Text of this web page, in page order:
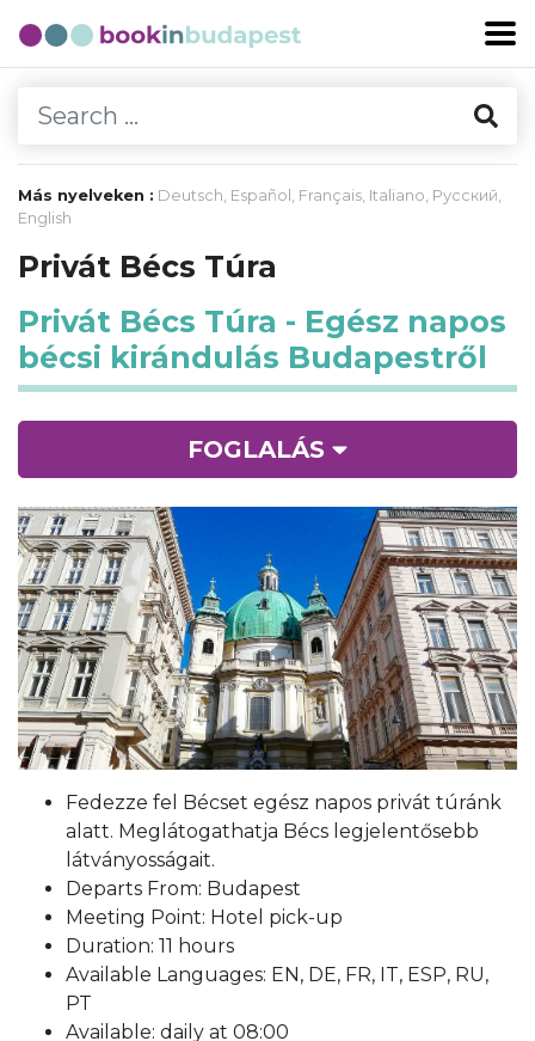
Más nyelveken : Deutsch, Español , Français, Italiano, Русский,
English
Privát Bécs Túra
Privát Bécs Túra - Egész napos
bécsi kirándulás Budapestről
Fedezze fel Bécset egész napos privát túránk
alatt. Meglátogathatja Bécs legjelentősebb
látványosságait.
Departs From: Budapest
Meeting Point: Hotel pick-up
Duration: 11 hours
Available Languages: EN, DE, FR, IT, ESP, RU,
PT
Available: daily at 08:00
FOGLALÁS